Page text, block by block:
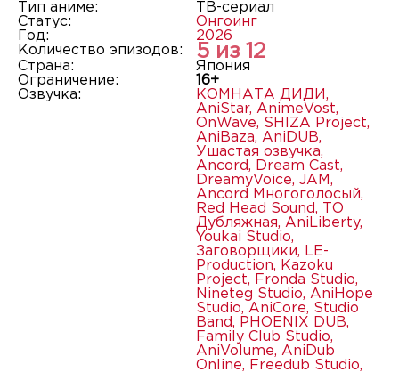
Тип аниме:
ТВ-сериал
Статус:
Онгоинг
Год:
2026
Количество эпизодов:
5 из 12
Страна:
Япония
Ограничение:
16+
Озвучка:
КОМНАТА ДИДИ ,
AniStar, AnimeVost,
OnWave, SHIZA Project,
AniBaza, AniDUB,
Ушастая озвучка,
Ancord, Dream Cast,
DreamyVoice, JAM ,
Ancord Многоголосый,
Red Head Sound,
ТО
Дубляжная, AniLiberty,
Youkai Studio,
Заговорщики, LE-
Production, Kazoku
Project, Fronda Studio,
Nineteg Studio, AniHope
Studio, AniCore, Studio
Band, PHOENIX DUB,
Family Club Studio,
AniVolume, AniDub
Online, Freedub Studio,